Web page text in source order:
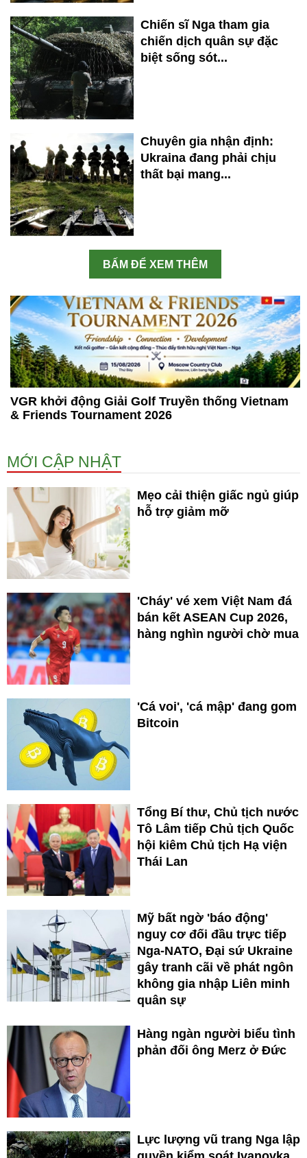
Chiến sĩ Nga tham gia
chiến dịch quân sự đặc
biệt sống sót...
Chuyên gia nhận định:
Ukraina đang phải chịu
thất bại mang...
BẤM ĐỂ XEM THÊM
VGR khởi động Giải Golf Truyền thống Vietnam
& Friends Tournament 2026
MỚI CẬP NHẬT
Mẹo cải thiện giấc ngủ giúp
hỗ trợ giảm mỡ
'Cháy' vé xem Việt Nam đá
bán kết ASEAN Cup 2026,
hàng nghìn người chờ mua
'Cá voi', 'cá mập' đang gom
Bitcoin
Tổng Bí thư, Chủ tịch nước
Tô Lâm tiếp Chủ tịch Quốc
hội kiêm Chủ tịch Hạ viện
Thái Lan
Mỹ bất ngờ 'báo động'
nguy cơ đối đầu trực tiếp
Nga-NATO, Đại sứ Ukraine
gây tranh cãi về phát ngôn
không gia nhập Liên minh
quân sự
Hàng ngàn người biểu tình
phản đối ông Merz ở Đức
Lực lượng vũ trang Nga lập